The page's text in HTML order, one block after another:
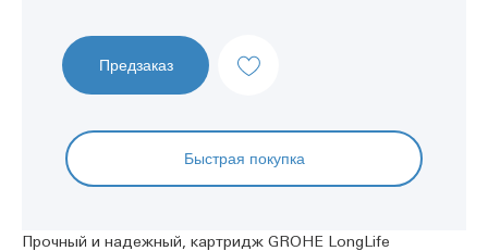
Предзаказ
Быстрая покупка
Прочный и надежный, картридж GROHE LongLife